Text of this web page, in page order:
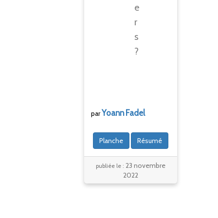
e
r
s
?
parYoann Fadel
Planche Résumé
publiée le :23 novembre
2022